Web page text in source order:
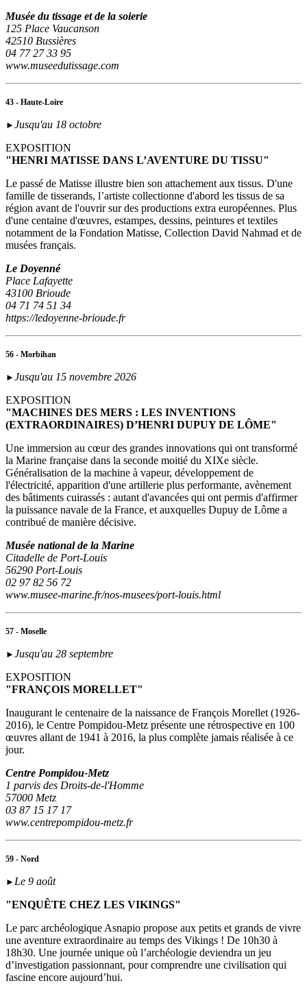
Musée du tissage et de la soierie
125 Place Vaucanson
42510 Bussières
04 77 27 33 95
www.museedutissage.com
43 - Haute-Loire
► Jusqu'au 18 octobre
EXPOSITION
"HENRI MATISSE DANS L’AVENTURE DU TISSU"
Le passé de Matisse illustre bien son attachement aux tissus. D'une
famille de tisserands, l’artiste collectionne d'abord les tissus de sa
région avant de l'ouvrir sur des productions extra européennes. Plus
d'une centaine d'œuvres, estampes, dessins, peintures et textiles
notamment de la Fondation Matisse, Collection David Nahmad et de
musées français.
Le Doyenné
Place Lafayette
43100 Brioude
04 71 74 51 34
https://ledoyenne-brioude.fr
56 - Morbihan
► Jusqu'au 15 novembre 2026
EXPOSITION
"MACHINES DES MERS : LES INVENTIONS
(EXTRAORDINAIRES) D’HENRI DUPUY DE LÔME"
Une immersion au cœur des grandes innovations qui ont transformé
la Marine française dans la seconde moitié du XIXe siècle.
Généralisation de la machine à vapeur, développement de
l'électricité, apparition d'une artillerie plus performante, avènement
des bâtiments cuirassés : autant d'avancées qui ont permis d'affirmer
la puissance navale de la France, et auxquelles Dupuy de Lôme a
contribué de manière décisive.
Musée national de la Marine
Citadelle de Port-Louis
56290 Port-Louis
02 97 82 56 72
www.musee-marine.fr/nos-musees/port-louis.html
57 - Moselle
► Jusqu'au 28 septembre
EXPOSITION
"FRANÇOIS MORELLET"
Inaugurant le centenaire de la naissance de François Morellet (1926-
2016), le Centre Pompidou-Metz présente une rétrospective en 100
œuvres allant de 1941 à 2016, la plus complète jamais réalisée à ce
jour.
Centre Pompidou-Metz
1 parvis des Droits-de-l'Homme
57000 Metz
03 87 15 17 17
www.centrepompidou-metz.fr
59 - Nord
► Le 9 août
"ENQUÊTE CHEZ LES VIKINGS"
Le parc archéologique Asnapio propose aux petits et grands de vivre
une aventure extraordinaire au temps des Vikings ! De 10h30 à
18h30. Une journée unique où l’archéologie deviendra un jeu
d’investigation passionnant, pour comprendre une civilisation qui
fascine encore aujourd’hui.